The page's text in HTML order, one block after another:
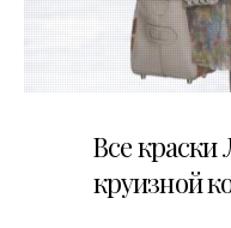
Все краски
круизной